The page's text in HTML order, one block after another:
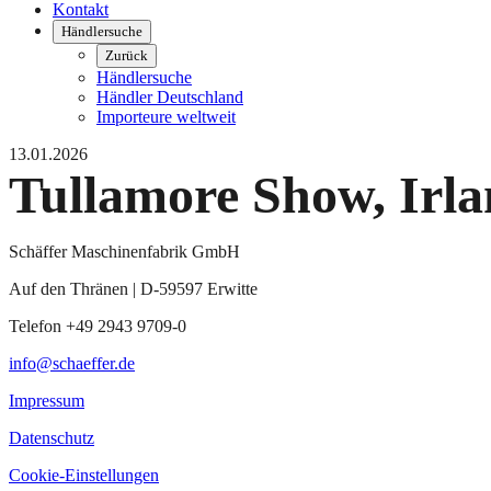
Kontakt
Händlersuche
Zurück
Händlersuche
Händler Deutschland
Importeure weltweit
13.01.2026
Tullamore Show,
Schäffer Maschinenfabrik GmbH
Auf den Thränen | D-59597 Erwitte
Telefon +49 2943 9709-0
info@schaeffer.de
Impressum
Datenschutz
Cookie-Einstellungen